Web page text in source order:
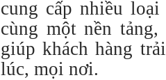
cung cấp nhiều
cùng một nền
giúp khách hàng
lúc, mọi nơi.